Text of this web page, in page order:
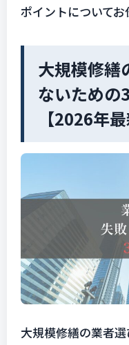
ポイントについてお
大規模修繕
ないための
【2026年最
大規模修繕の業者